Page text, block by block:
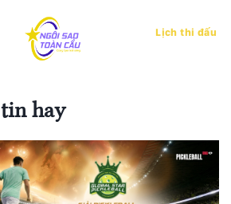
Lịch thi đấu
tin hay